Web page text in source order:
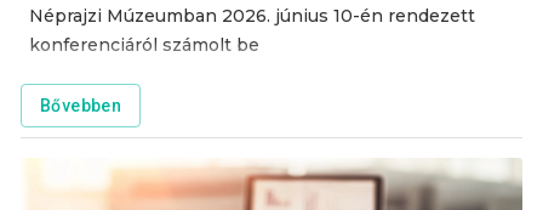
Néprajzi Múzeumban 2026. június 10-én rendezett
konferenciáról számolt be
Bővebben